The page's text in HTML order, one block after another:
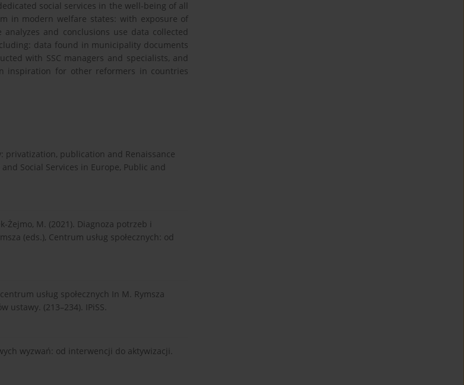
social services in the well-being of all
in modern welfare states: with exposure of
and conclusions use data collected
data found in municipality documents
with SSC managers and specialists, and
inspiration for other reformers in countries
privatization, publication and Renaissance
Social Services in Europe, Public and
Żejmo, M. (2021). Diagnoza potrzeb i
(eds.), Centrum usług społecznych: od
usług społecznych In M. Rymsza
ustawy. (213–234). IPiSS.
wyzwań: od interwencji do aktywizacji.